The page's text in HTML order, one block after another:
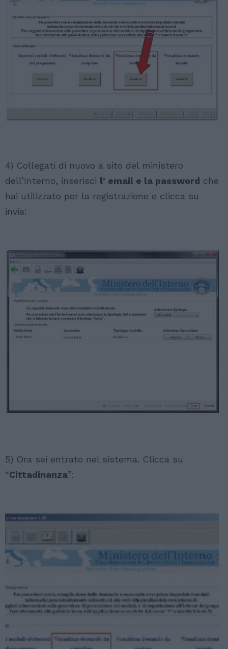
4) Collegati di nuovo a sito del ministero
dell’Interno, inserisci l’ email e la password che
hai utilizzato per la registrazione e clicca su
invia:
5) Ora sei entrato nel sistema. Clicca su
“Cittadinanza”: